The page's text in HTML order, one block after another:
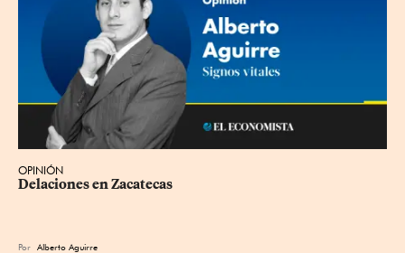
OPINIÓN
Delaciones en Zacatecas
Por Alberto Aguirre